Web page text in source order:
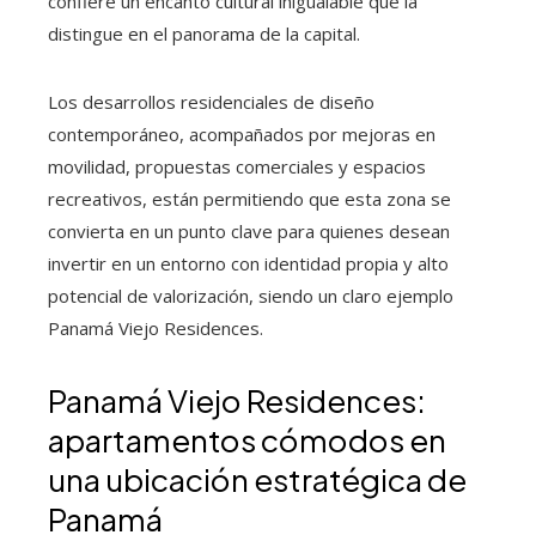
distingue en el panorama de la capital.
Los desarrollos residenciales de diseño
contemporáneo, acompañados por mejoras en
movilidad, propuestas comerciales y espacios
recreativos, están permitiendo que esta zona se
convierta en un punto clave para quienes desean
invertir en un entorno con identidad propia y alto
potencial de valorización, siendo un claro ejemplo
Panamá Viejo Residences.
Panamá Viejo Residences:
apartamentos cómodos en
una ubicación estratégica de
Panamá